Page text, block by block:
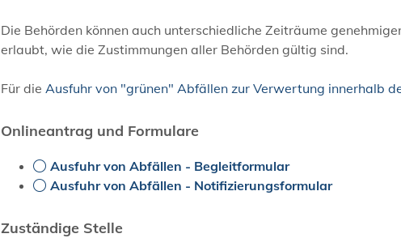
Die Behörden können auch unterschiedliche Zeiträume
erlaubt, wie die Zustimmungen aller Behörden gültig sind.
Für die Ausfuhr von "grünen" Abfällen zur Verwertung innerhalb
Onlineantrag und Formulare
Ausfuhr von Abfällen - Begleitformular
Ausfuhr von Abfällen - Notifizierungsformular
Zuständige Stelle